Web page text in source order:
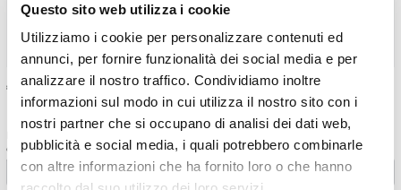
Questo sito web utilizza i cookie
Utilizziamo i cookie per personalizzare contenuti ed
annunci, per fornire funzionalità dei social media e per
analizzare il nostro traffico. Condividiamo inoltre
informazioni sul modo in cui utilizza il nostro sito con i
nostri partner che si occupano di analisi dei dati web,
pubblicità e social media, i quali potrebbero combinarle
con altre informazioni che ha fornito loro o che hanno
€ 50.26
Leva cambio Quickshift
originale Ohvale GP2 (2021-
2024)
€ 8.80
Ohvale GP2 (2025) Nero